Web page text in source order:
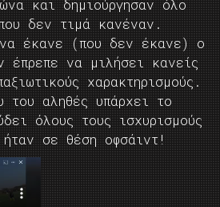
και δημιούργησαν όλο
δεν τιμά κανέναν.
έκανε (που δεν έκανε) ο
έπρεπε να μιλήσει κανείς
χαρακτηρισμούς.
του αληθές υπάρχει το
όλους τους ισχυρισμούς
σε θέση οφσάιντ!